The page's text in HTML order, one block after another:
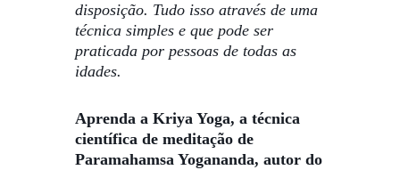
disposição. Tudo isso através de uma
técnica simples e que pode ser
praticada por pessoas de todas as
idades.
Aprenda a Kriya Yoga, a técnica
científica de meditação de
Paramahamsa Yogananda, autor do